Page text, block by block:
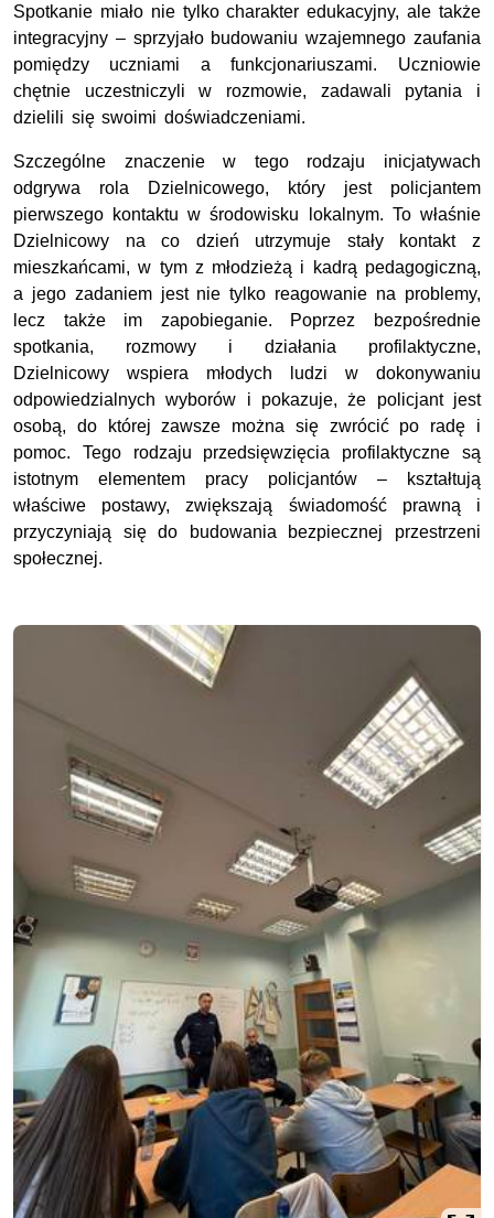
Spotkanie miało nie tylko charakter edukacyjny, ale także
integracyjny – sprzyjało budowaniu wzajemnego zaufania
pomiędzy uczniami a funkcjonariuszami. Uczniowie
chętnie uczestniczyli w rozmowie, zadawali pytania i
dzielili się swoimi doświadczeniami.
Szczególne znaczenie w tego rodzaju inicjatywach
odgrywa rola Dzielnicowego, który jest policjantem
pierwszego kontaktu w środowisku lokalnym. To właśnie
Dzielnicowy na co dzień utrzymuje stały kontakt z
mieszkańcami, w tym z młodzieżą i kadrą pedagogiczną,
a jego zadaniem jest nie tylko reagowanie na problemy,
lecz także im zapobieganie. Poprzez bezpośrednie
spotkania, rozmowy i działania profilaktyczne,
Dzielnicowy wspiera młodych ludzi w dokonywaniu
odpowiedzialnych wyborów i pokazuje, że policjant jest
osobą, do której zawsze można się zwrócić po radę i
pomoc. Tego rodzaju przedsięwzięcia profilaktyczne są
istotnym elementem pracy policjantów – kształtują
właściwe postawy, zwiększają świadomość prawną i
przyczyniają się do budowania bezpiecznej przestrzeni
społecznej.